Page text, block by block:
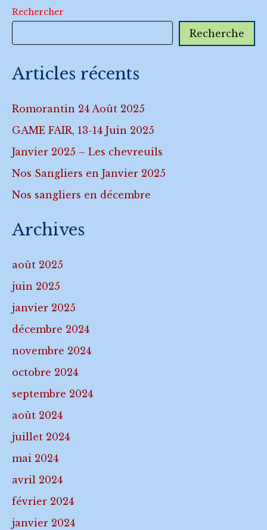
Rechercher
Recherche
Articles récents
Romorantin 24 Août 2025
GAME FAIR, 13-14 Juin 2025
Janvier 2025 – Les chevreuils
Nos Sangliers en Janvier 2025
Nos sangliers en décembre
Archives
août 2025
juin 2025
janvier 2025
décembre 2024
novembre 2024
octobre 2024
septembre 2024
août 2024
juillet 2024
mai 2024
avril 2024
février 2024
janvier 2024